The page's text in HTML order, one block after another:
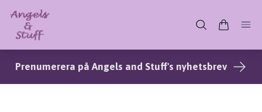
Prenumerera på Angels and Stuff's nyhetsbrev